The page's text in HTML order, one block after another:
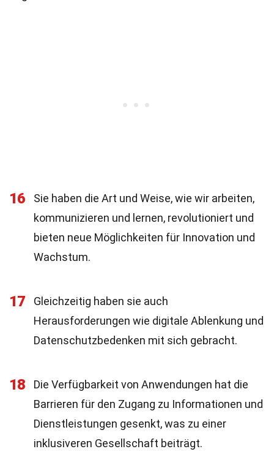
16
Sie haben die Art und Weise, wie wir arbeiten,
kommunizieren und lernen, revolutioniert und
bieten neue Möglichkeiten für Innovation und
Wachstum.
17
Gleichzeitig haben sie auch
Herausforderungen wie digitale Ablenkung und
Datenschutzbedenken mit sich gebracht.
18
Die Verfügbarkeit von Anwendungen hat die
Barrieren für den Zugang zu Informationen und
Dienstleistungen gesenkt, was zu einer
inklusiveren Gesellschaft beiträgt.